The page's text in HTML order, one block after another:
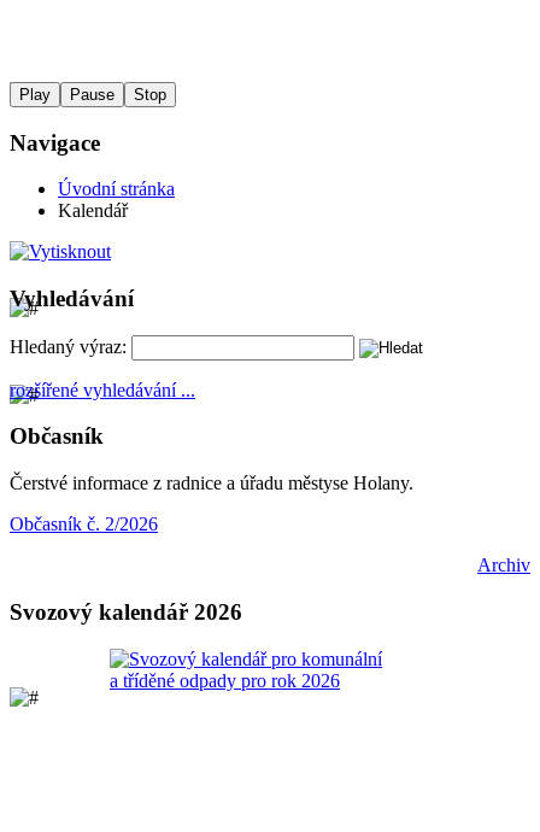
Play Pause Stop
Navigace
Úvodní stránka
Kalendář
Vyhledávání
Hledaný výraz:
rozšířené vyhledávání ...
Občasník
Čerstvé informace z radnice a úřadu městyse Holany.
Občasník č. 2/2026
Archiv
Svozový kalendář 2026